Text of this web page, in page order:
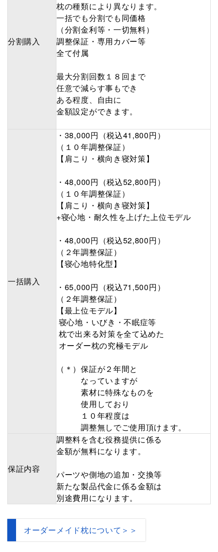
分割購入
枕の種類により異なります。
一括でも分割でも同価格
（分割金利等・一切無料）
調整保証・専用カバー等
全て付属
最大分割回数１８回まで
任意で減らす事もでき
ある程度、自由に
金額設定ができます。
一括購入
・38,000円（税込41,800円）
（１０年調整保証）
【肩こり・横向き寝対策】
・48,000円（税込52,800円）
（１０年調整保証）
【肩こり・横向き寝対策】
+寝心地・耐久性を上げた上位モデル
・48,000円（税込52,800円）
（２年調整保証）
【寝心地特化型】
・65,000円（税込71,500円）
（２年調整保証）
【最上位モデル】
寝心地・いびき・不眠症等
枕で出来る対策を全て込めた
オーダー枕の究極モデル
（＊）保証が２年間と
なっていますが
素材に特殊なものを
使用しており
１０年程度は
調整無しでご使用頂けます。
保証内容
調整料を含む役務提供に係る
金額が無料になります。
パーツや側地の追加・交換等
新たな製品代金に係る金額は
別途費用になります。
オーダーメイド枕について＞＞